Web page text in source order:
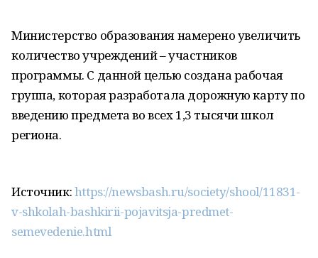
Министерство образования намерено увеличить
количество учреждений – участников
программы. С данной целью создана рабочая
группа, которая разработала дорожную карту по
введению предмета во всех 1,3 тысячи школ
региона.
Источник:https://newsbash.ru/society/shool/11831-
v-shkolah-bashkirii-pojavitsja-predmet-
semevedenie.html